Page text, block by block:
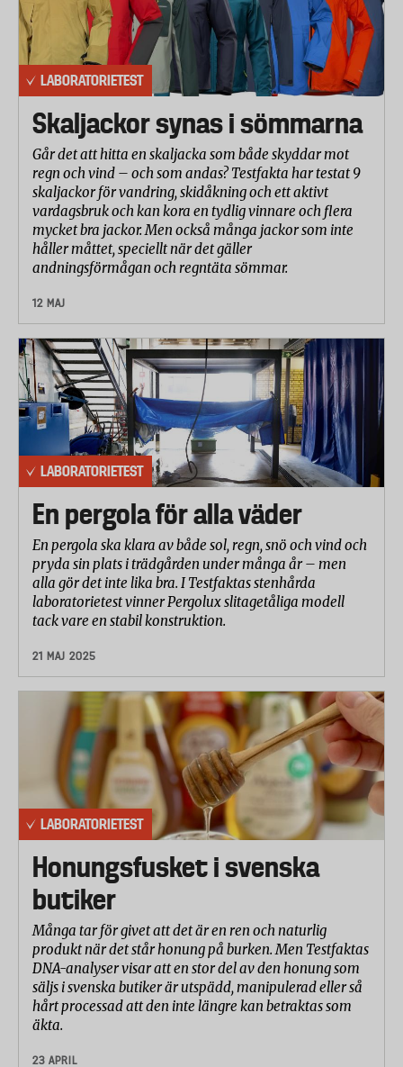
LABORATORIETEST
Skaljackor synas i sömmarna
Går det att hitta en skaljacka som både skyddar mot
regn och vind – och som andas? Testfakta har testat 9
skaljackor för vandring, skidåkning och ett aktivt
vardagsbruk och kan kora en tydlig vinnare och flera
mycket bra jackor. Men också många jackor som inte
håller måttet, speciellt när det gäller
andningsförmågan och regntäta sömmar.
12 MAJ
LABORATORIETEST
En pergola för alla väder
En pergola ska klara av både sol, regn, snö och vind och
pryda sin plats i trädgården under många år – men
alla gör det inte lika bra. I Testfaktas stenhårda
laboratorietest vinner Pergolux slitagetåliga modell
tack vare en stabil konstruktion.
21 MAJ 2025
LABORATORIETEST
Honungsfusket i svenska
butiker
Många tar för givet att det är en ren och naturlig
produkt när det står honung på burken. Men Testfaktas
DNA-analyser visar att en stor del av den honung som
säljs i svenska butiker är utspädd, manipulerad eller så
hårt processad att den inte längre kan betraktas som
äkta.
23 APRIL